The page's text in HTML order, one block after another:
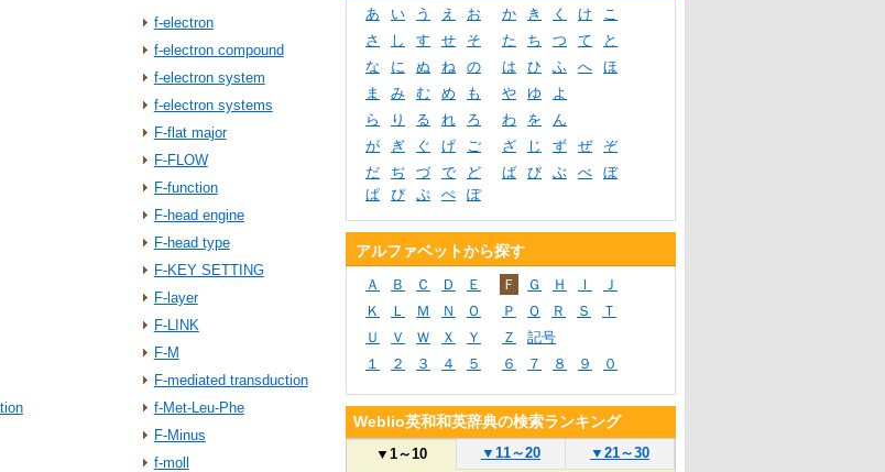
f-electron
f-electron compound
f-electron system
f-electron systems
F-flat major
F-FLOW
F-function
F-head engine
F-head type
F-KEY SETTING
F-layer
F-LINK
F-M
F-mediated transduction
f-Met-Leu-Phe
F-Minus
f-moll
あ い う え お か き く け
こ
さ
し す せ そ た ち つ て
と
な
に ぬ ね の は ひ ふ へ
ほ
ま
み む め も や ゆ
よ
ら
り る れ ろ わ を
ん
が
ぎ ぐ げ ご ざ じ ず ぜ
ぞ
だ
ぢ づ で ど ば び ぶ べ
ぼ
ぱ
ぴ ぷ ぺ ぽ
アルファベットから探す
Ａ Ｂ Ｃ Ｄ Ｅ Ｆ Ｇ Ｈ Ｉ
Ｊ
Ｋ
Ｌ Ｍ Ｎ Ｏ Ｐ Ｑ Ｒ Ｓ
Ｔ
Ｕ
Ｖ Ｗ Ｘ Ｙ Ｚ
記号
１
２ ３ ４ ５ ６ ７ ８ ９ ０
Weblio英和和英辞典の検索ランキング
▼ 1～10 ▼ 11～20 ▼ 21～30